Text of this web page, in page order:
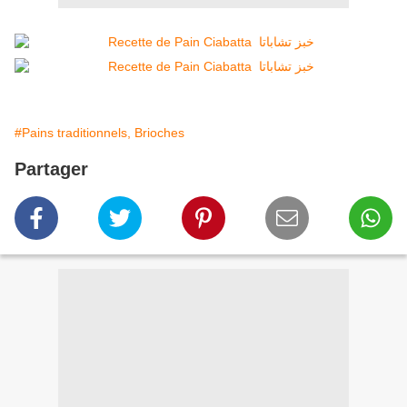
#Pains traditionnels, Brioches
Partager